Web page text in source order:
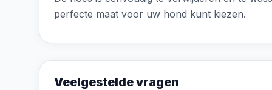
perfecte maat voor uw hond kunt kiezen.
Veelgestelde vragen